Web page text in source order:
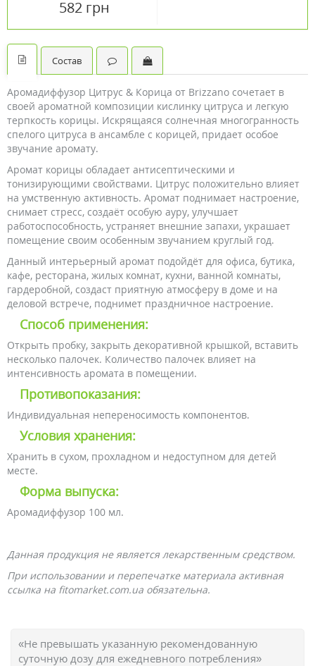
582 грн
Состав
Аромадиффузор Цитрус & Корица от Brizzano сочетает в
своей ароматной композиции кислинку цитруса и легкую
терпкость корицы. Искрящаяся солнечная многогранность
спелого цитруса в ансамбле с корицей, придает особое
звучание аромату.
Аромат корицы обладает антисептическими и
тонизирующими свойствами. Цитрус положительно влияет
на умственную активность. Аромат поднимает настроение,
снимает стресс, создаёт особую ауру, улучшает
работоспособность, устраняет внешние запахи, украшает
помещение своим особенным звучанием круглый год.
Данный интерьерный аромат подойдёт для офиса, бутика,
кафе, ресторана, жилых комнат, кухни, ванной комнаты,
гардеробной, создаст приятную атмосферу в доме и на
деловой встрече, поднимет праздничное настроение.
Способ применения:
Открыть пробку, закрыть декоративной крышкой, вставить
несколько палочек. Количество палочек влияет на
интенсивность аромата в помещении.
Противопоказания:
Индивидуальная непереносимость компонентов.
Условия хранения:
Хранить в сухом, прохладном и недоступном для детей
месте.
Форма выпуска:
Аромадиффузор 100 мл.
Данная продукция не является лекарственным средством.
При использовании и перепечатке материала активная
ссылка на fitomarket.com.ua обязательна.
«Не превышать указанную рекомендованную
суточную дозу для ежедневного потребления»